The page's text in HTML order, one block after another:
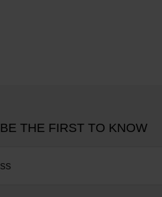
BE THE FIRST TO KNOW